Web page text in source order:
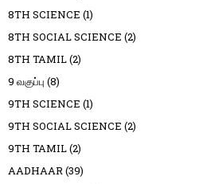
8TH SCIENCE (1)
8TH SOCIAL SCIENCE (2)
8TH TAMIL(2)
9 வகுப்பு (8)
9TH SCIENCE (1)
9TH SOCIAL SCIENCE (2)
9TH TAMIL(2)
AADHAAR(39)